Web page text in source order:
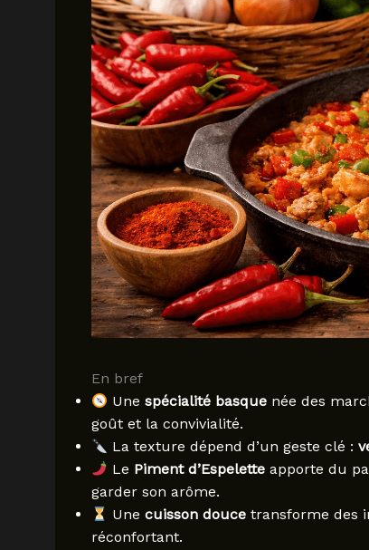
En bref
Une spécialité basquenée des
goût et la convivialité.
La texture dépend d’un geste clé :
Le Piment d’Espeletteapporte du
garder son arôme.
Une cuisson doucetransforme des
réconfortant.